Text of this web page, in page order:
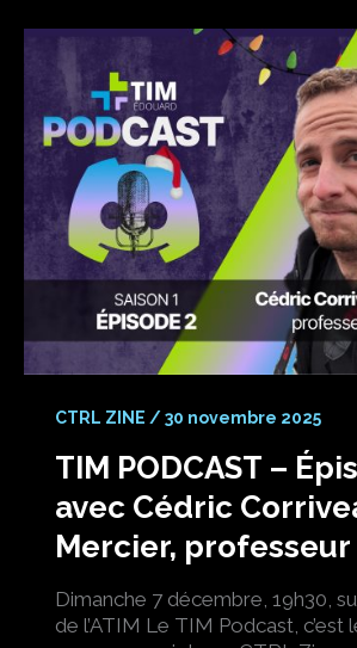
CTRL ZINE /30 novembre 2025
TIM PODCAST –
avec Cédric
Mercier, professeur
Dimanche 7 décembre, 19h30,
de l’ATIM Le TIM Podcast, c’est